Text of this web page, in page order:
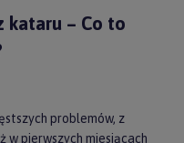
kataru – Co to
problemów, z
w pierwszych miesiącach